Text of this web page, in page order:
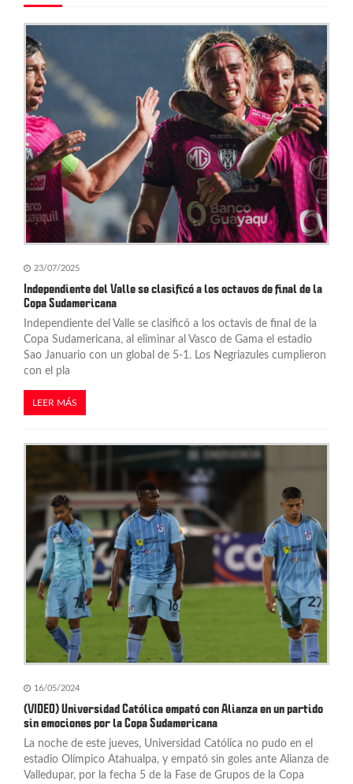
n
d
e
e
n
t
r
a
d
a
s
23/07/2025
Independiente del Valle se clasificó a los octavos de final de la
Copa Sudamericana
Independiente del Valle se clasificó a los octavis de final de la
Copa Sudamericana, al eliminar al Vasco de Gama el estadio
Sao Januario con un global de 5-1. Los Negriazules cumplieron
con el pla
LEER MÁS
16/05/2024
(VIDEO) Universidad Católica empató con Alianza en un partido
sin emociones por la Copa Sudamericana
La noche de este jueves, Universidad Católica no pudo en el
estadio Olímpico Atahualpa, y empató sin goles ante Alianza de
Valledupar, por la fecha 5 de la Fase de Grupos de la Copa